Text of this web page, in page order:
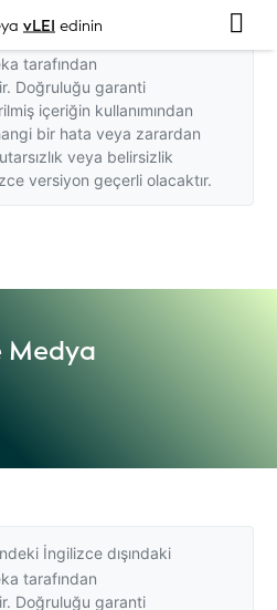
vLEI edinin
İngilizce dışındaki
tarafından
Doğruluğu garanti
içeriğin kullanımından
bir hata veya zarardan
veya belirsizlik
versiyon geçerli olacaktır.
Medya
İngilizce dışındaki
tarafından
Doğruluğu garanti